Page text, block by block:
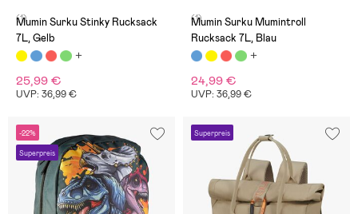
(1)
Mumin Surku Stinky Rucksack
7L, Gelb
25,99 €
UVP: 36,99 €
(1)
Mumin Surku Mumintroll
Rucksack 7L, Blau
24,99 €
UVP: 36,99 €
-22%
Superpreis
Superpreis